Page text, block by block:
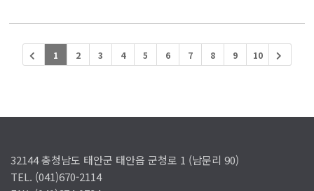
1 2 3 4 5 6 7 8 9 10
32144 충청남도 태안군 태안읍 군청로 1 (남문리 90)
TEL. (041)670-2114